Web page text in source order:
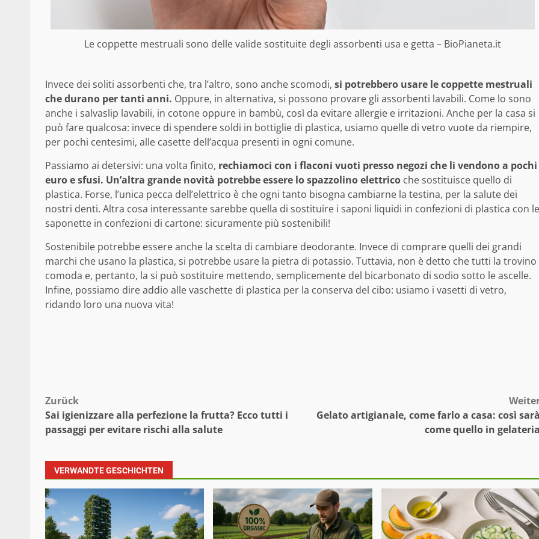
Le coppette mestruali sono delle valide sostituite degli assorbenti usa e getta – BioPianeta.it
Invece dei soliti assorbenti che, tra l’altro, sono anche scomodi, si potrebbero usare le coppette mestruali
che durano per tanti anni. Oppure, in alternativa, si possono provare gli assorbenti lavabili. Come lo sono
anche i salvaslip lavabili, in cotone oppure in bambù, così da evitare allergie e irritazioni. Anche per la casa si
può fare qualcosa: invece di spendere soldi in bottiglie di plastica, usiamo quelle di vetro vuote da riempire,
per pochi centesimi, alle casette dell’acqua presenti in ogni comune.
Passiamo ai detersivi: una volta finito, rechiamoci con i flaconi vuoti presso negozi che li vendono a pochi
euro e sfusi. Un’altra grande novità potrebbe essere lo spazzolino elettrico che sostituisce quello di
plastica. Forse, l’unica pecca dell’elettrico è che ogni tanto bisogna cambiarne la testina, per la salute dei
nostri denti. Altra cosa interessante sarebbe quella di sostituire i saponi liquidi in confezioni di plastica con le
saponette in confezioni di cartone: sicuramente più sostenibili!
Sostenibile potrebbe essere anche la scelta di cambiare deodorante. Invece di comprare quelli dei grandi
marchi che usano la plastica, si potrebbe usare la pietra di potassio. Tuttavia, non è detto che tutti la trovino
comoda e, pertanto, la si può sostituire mettendo, semplicemente del bicarbonato di sodio sotto le ascelle.
Infine, possiamo dire addio alle vaschette di plastica per la conserva del cibo: usiamo i vasetti di vetro,
ridando loro una nuova vita!
Beitragsnavigation
Zurück
Sai igienizzare alla perfezione la frutta? Ecco tutti i
passaggi per evitare rischi alla salute
Gelato artigianale, come farlo a casa: così
come quello in
VERWANDTE GESCHICHTEN